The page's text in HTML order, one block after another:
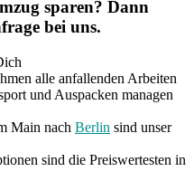
sparen? Dann
bei uns.
alle anfallenden Arbeiten
und Auspacken managen
Main nach Berlin sind unser
sind die Preiswertesten in